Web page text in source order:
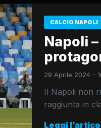
CALCIO NAPOLI
Napoli
29 Aprile 2024 -
Il Napoli non
raggiunta in
Leggi